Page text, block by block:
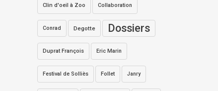
Clin d'oeil à Zoo Collaboration
Conrad Degotte Dossiers
Duprat François Eric Marin
Festival de Solliès Follet Janry